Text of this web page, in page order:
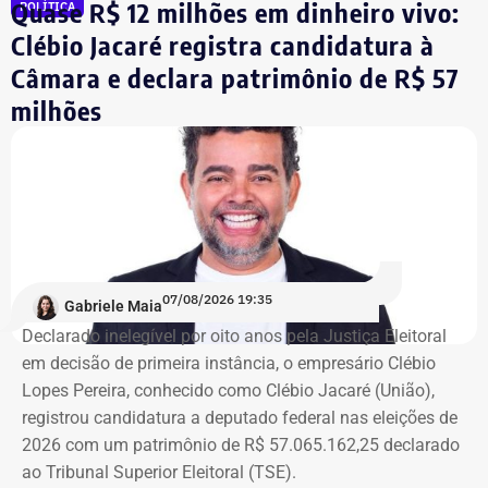
comentou.
Integrante de movimento afirma que
ocupação aconteceu após quatro
Integrante do Movimento de Luta nos Bairros, Vilas e
Favelas (MLB), dona Enita afirmou que o grupo de
ocupantes chegou ao atual prédio depois de sofrer quatro
“Nós já sofremos quatro despejos. O objetivo da
ocupação é justamente dar ao imóvel uma função social
que atenda as necessidades básicas das famílias. Desde
que eu entrei no MLB nunca faltou comida. Só o que falta
mesmo é um teto, um lar para morar. Queremos fazer
valer um direito constitucional que nunca foi cumprido”
POLÍTICA
Quase R$ 12 milhões em dinheiro vivo:
Clébio Jacaré registra candidatura à
Câmara e declara patrimônio de R$ 57
milhões
Gabriele Maia07/08/2026 19:35
Declarado inelegível por oito anos pela Justiça Eleitoral
em decisão de primeira instância, o empresário Clébio
Lopes Pereira, conhecido como Clébio Jacaré (União),
registrou candidatura a deputado federal nas eleições de
2026 com um patrimônio de R$ 57.065.162,25 declarado
ao Tribunal Superior Eleitoral (TSE).